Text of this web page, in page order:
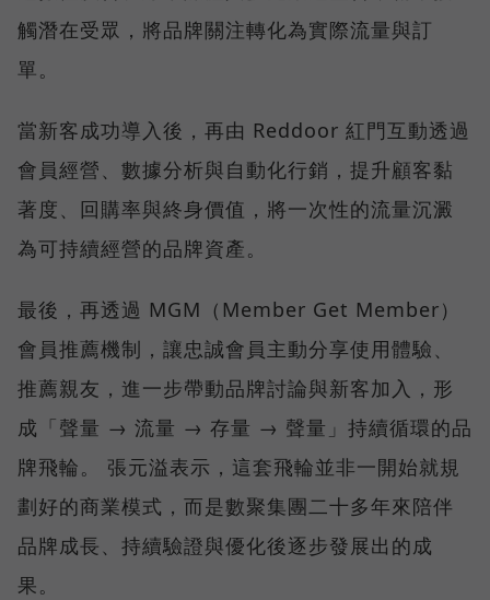
觸潛在受眾，將品牌關注轉化為實際流量與訂
單。
當新客成功導入後，再由 Reddoor 紅門互動透過
會員經營、數據分析與自動化行銷，提升顧客黏
著度、回購率與終身價值，將一次性的流量沉澱
為可持續經營的品牌資產。
最後，再透過 MGM（Member Get Member）
會員推薦機制，讓忠誠會員主動分享使用體驗、
推薦親友，進一步帶動品牌討論與新客加入，形
成「聲量 → 流量 → 存量 → 聲量」持續循環的品
牌飛輪。 張元溢表示，這套飛輪並非一開始就規
劃好的商業模式，而是數聚集團二十多年來陪伴
品牌成長、持續驗證與優化後逐步發展出的成
果。